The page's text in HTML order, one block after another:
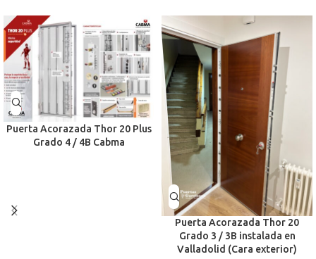
Puerta Acorazada Thor 20 Plus
Grado 4 / 4B Cabma
Puerta Acorazada Thor 20
Grado 3 / 3B instalada en
Valladolid (Cara exterior)